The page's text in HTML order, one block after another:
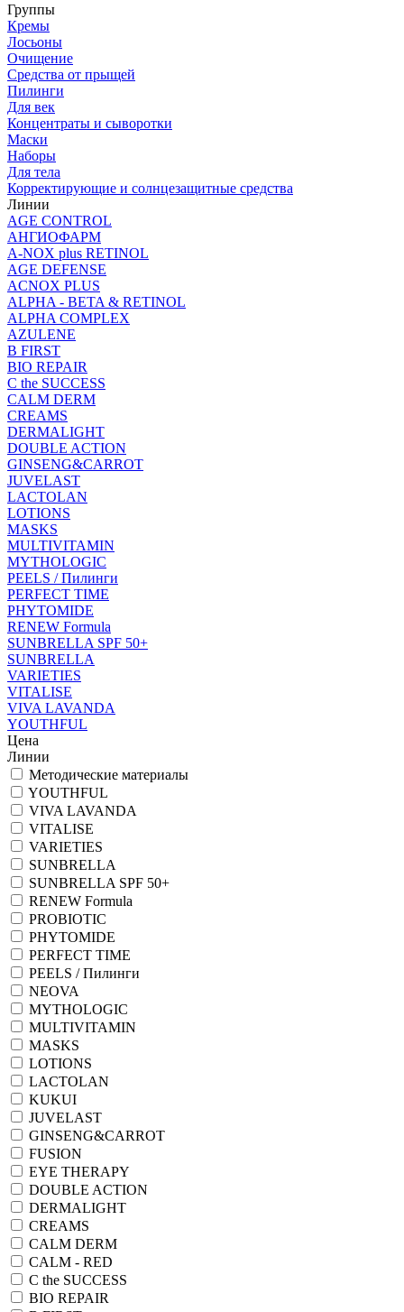
Группы
Кремы
Лосьоны
Очищение
Средства от прыщей
Пилинги
Для век
Концентраты и сыворотки
Маски
Наборы
Для тела
Корректирующие и солнцезащитные средства
Линии
AGE CONTROL
АНГИОФАРМ
A-NOX plus RETINOL
AGE DEFENSE
ACNOX PLUS
ALPHA - BETA & RETINOL
ALPHA COMPLEX
AZULENE
B FIRST
BIO REPAIR
C the SUCCESS
CALM DERM
CREAMS
DERMALIGHT
DOUBLE ACTION
GINSENG&CARROT
JUVELAST
LACTOLAN
LOTIONS
MASKS
MULTIVITAMIN
MYTHOLOGIC
PEELS / Пилинги
PERFECT TIME
PHYTOMIDE
RENEW Formula
SUNBRELLA SPF 50+
SUNBRELLA
VARIETIES
VITALISE
VIVA LAVANDA
YOUTHFUL
Цена
Линии
Методические материалы
YOUTHFUL
VIVA LAVANDA
VITALISE
VARIETIES
SUNBRELLA
SUNBRELLA SPF 50+
RENEW Formula
PROBIOTIC
PHYTOMIDE
PERFECT TIME
PEELS / Пилинги
NEOVA
MYTHOLOGIC
MULTIVITAMIN
MASKS
LOTIONS
LACTOLAN
KUKUI
JUVELAST
GINSENG&CARROT
FUSION
EYE THERAPY
DOUBLE ACTION
DERMALIGHT
CREAMS
CALM DERM
CALM - RED
C the SUCCESS
BIO REPAIR